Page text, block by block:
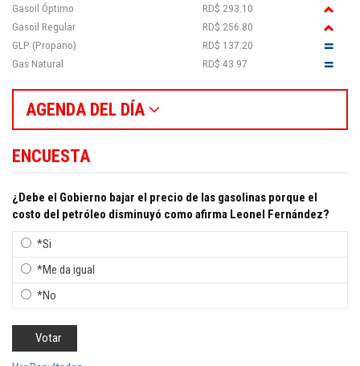
Gasoil Óptimo
RD$ 293.10
Gasoil Regular
RD$ 256.80
GLP (Propano)
RD$ 137.20
Gas Natural
RD$ 43.97
AGENDA DEL DÍA
ENCUESTA
¿Debe el Gobierno bajar el precio de las gasolinas porque el
costo del petróleo disminuyó como afirma Leonel Fernández?
*Si
*Me da igual
*No